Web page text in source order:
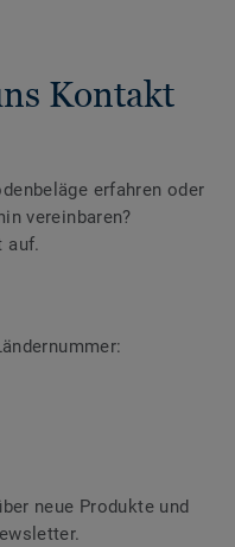
Kontakt
erfahren oder
vereinbaren?
auf.
neue Produkte und